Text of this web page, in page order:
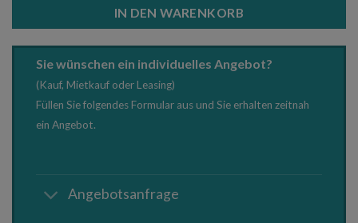
IN DEN WARENKORB
Sie wünschen ein individuelles Angebot?
(Kauf, Mietkauf oder Leasing)
Füllen Sie folgendes Formular aus und Sie erhalten zeitnah
ein Angebot.
Angebotsanfrage